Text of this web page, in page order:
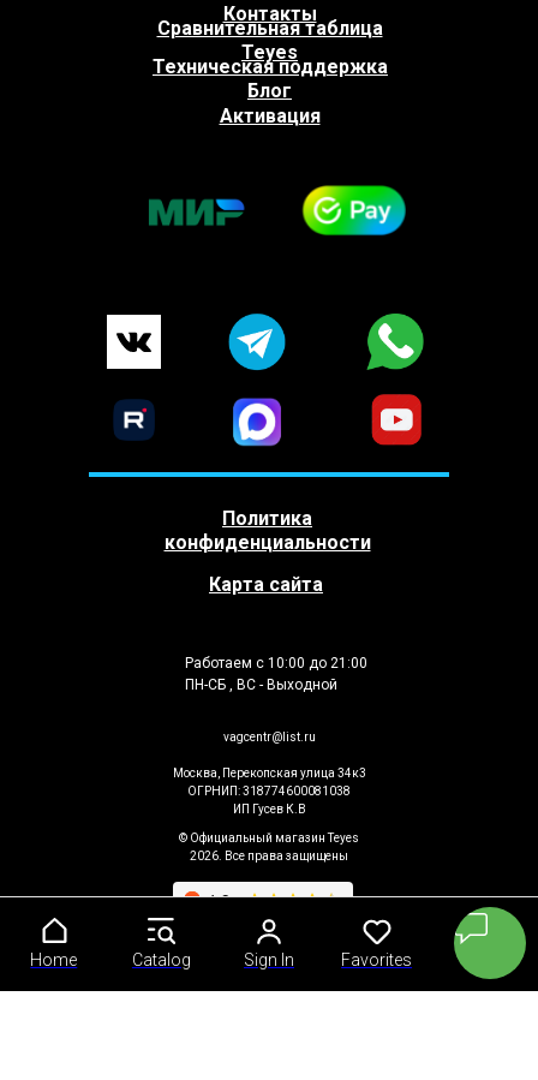
Home Catalog Sign In Favorites
Home Catalog Sign In Favorites
Москва, Перекопская улица 34к3
ОГРНИП: 318774600081038
ИП Гусев К.В
vagcentr@list.ru
© Официальный магазин Teyes
2026. Все права защищены
Работаем с 10:00 до 21:00
ПН-СБ , ВС - Выходной
Политика
конфиденциальности
Карта сайта
Контакты
Сравнительная таблица
Teyes
Блог
Техническая поддержка
Активация